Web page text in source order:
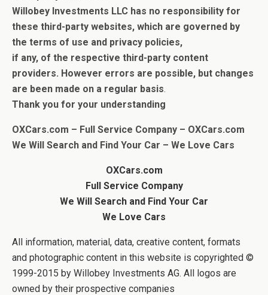
Willobey Investments LLC has no responsibility for
these third-party websites, which are governed by
the terms of use and privacy policies,
if any, of the respective third-party content
providers. However errors are possible, but changes
are been made on a regular basis.
Thank you for your understanding
OXCars.com – Full Service Company – OXCars.com
We Will Search and Find Your Car – We Love Cars
OXCars.com
Full Service Company
We Will Search and Find Your Car
We Love Cars
All information, material, data, creative content, formats
and photographic content in this website is copyrighted ©
1999-2015 by Willobey Investments AG. All logos are
owned by their prospective companies